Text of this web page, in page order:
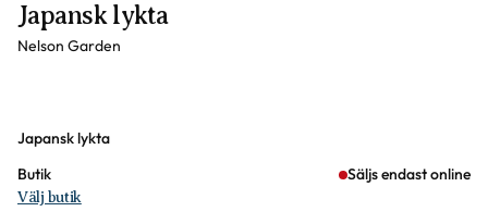
Japansk lykta
Nelson Garden
Varianter
Japansk lykta
Butik
Säljs endast online
Välj butik